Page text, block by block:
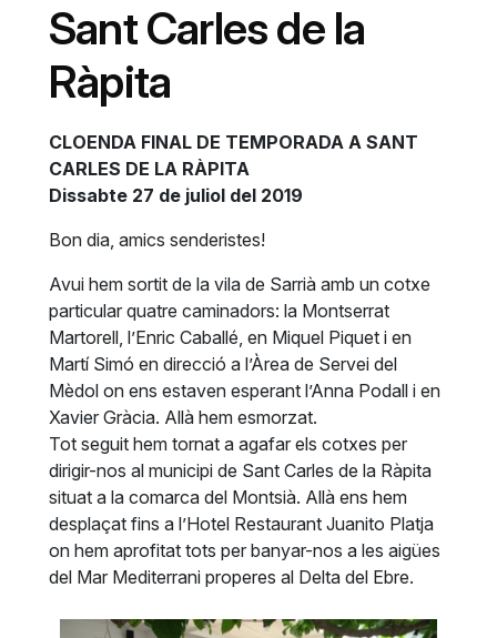
Sant Carles de la
Ràpita
CLOENDA FINAL DE TEMPORADA A SANT
CARLES DE LA RÀPITA
Dissabte 27 de juliol del 2019
Bon dia, amics senderistes!
Avui hem sortit de la vila de Sarrià amb un cotxe
particular quatre caminadors: la Montserrat
Martorell, l’Enric Caballé, en Miquel Piquet i en
Martí Simó en direcció a l’Àrea de Servei del
Mèdol on ens estaven esperant l’Anna Podall i en
Xavier Gràcia. Allà hem esmorzat.
Tot seguit hem tornat a agafar els cotxes per
dirigir-nos al municipi de Sant Carles de la Ràpita
situat a la comarca del Montsià. Allà ens hem
desplaçat fins a l’Hotel Restaurant Juanito Platja
on hem aprofitat tots per banyar-nos a les aigües
del Mar Mediterrani properes al Delta del Ebre.